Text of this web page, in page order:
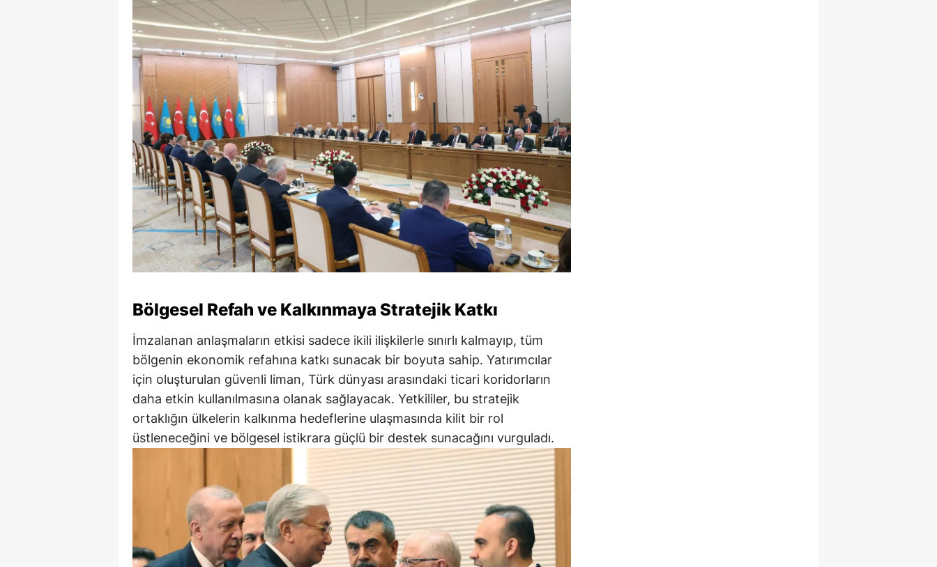
Bölgesel Refah ve Kalkınmaya Stratejik Katkı
İmzalanan anlaşmaların etkisi sadece ikili ilişkilerle sınırlı kalmayıp, tüm
bölgenin ekonomik refahına katkı sunacak bir boyuta sahip. Yatırımcılar
için oluşturulan güvenli liman, Türk dünyası arasındaki ticari koridorların
daha etkin kullanılmasına olanak sağlayacak. Yetkililer, bu stratejik
ortaklığın ülkelerin kalkınma hedeflerine ulaşmasında kilit bir rol
üstleneceğini ve bölgesel istikrara güçlü bir destek sunacağını vurguladı.